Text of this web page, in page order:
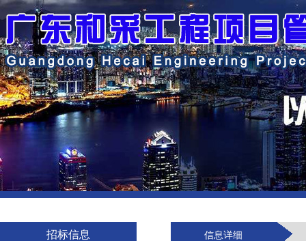
招标信息 信息详细